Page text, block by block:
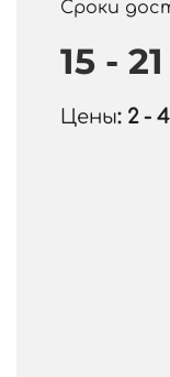
Сроки
15 -
Цены: 2 -